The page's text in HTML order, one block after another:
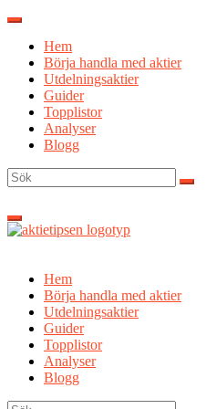
Hoppa
innehållHem
Börja handla med aktier
Utdelningsaktier
Guider
Topplistor
Analyser
Blogg
Sök
efter:
Hem
Börja handla med aktier
Utdelningsaktier
Guider
Topplistor
Analyser
Blogg